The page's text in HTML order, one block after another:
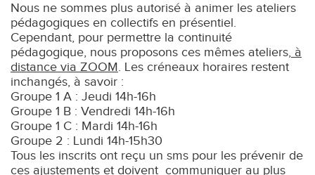
Nous ne sommes plus autorisé à animer les ateliers
pédagogiques en collectifs en présentiel.
Cependant, pour permettre la continuité
pédagogique, nous proposons ces mêmes ateliers, à
distance via ZOOM. Les créneaux horaires restent
inchangés, à savoir :
Groupe 1 A : Jeudi 14h-16h
Groupe 1 B : Vendredi 14h-16h
Groupe 1 C : Mardi 14h-16h
Groupe 2 : Lundi 14h-15h30
Tous les inscrits ont reçu un sms pour les prévenir de
ces ajustements et doivent communiquer au plus